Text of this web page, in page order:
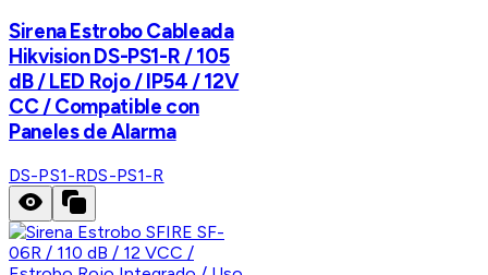
Sirena Estrobo Cableada
Hikvision DS-PS1-R / 105
dB / LED Rojo / IP54 / 12V
CC / Compatible con
Paneles de Alarma
DS-PS1-RDS-PS1-R